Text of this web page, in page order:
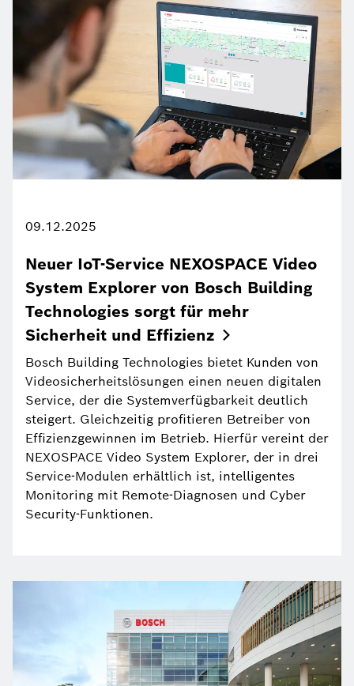
09.12.2025
Neuer IoT-Service NEXOSPACE Video
System Explorer von Bosch Building
Technologies sorgt für mehr
Sicherheit und Effizienz
Bosch Building Technologies bietet Kunden von
Videosicherheitslösungen einen neuen digitalen
Service, der die Systemverfügbarkeit deutlich
steigert. Gleichzeitig profitieren Betreiber von
Effizienzgewinnen im Betrieb. Hierfür vereint der
NEXOSPACE Video System Explorer, der in drei
Service-Modulen erhältlich ist, intelligentes
Monitoring mit Remote-Diagnosen und Cyber
Security-Funktionen.